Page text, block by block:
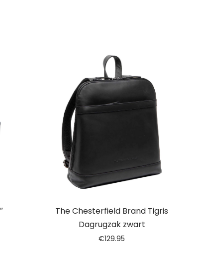
The Chesterfield Brand Tigris
Dagrugzak zwart
€129.95